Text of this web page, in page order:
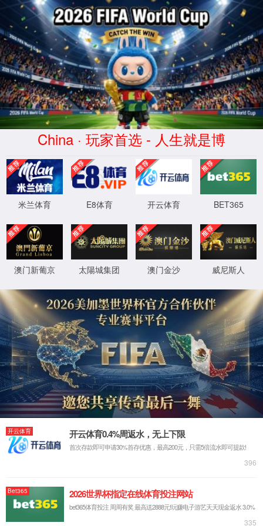
公司概况
关于拉斯维加斯5357
董事长致辞
企业文化
企业视频
企业荣誉
产品荣誉
企业认证
专利
产品荣誉